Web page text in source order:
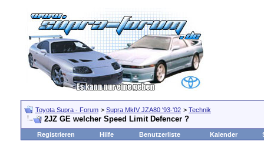
Toyota Supra - Forum > Supra MkIV JZA80 '93-'02 > Technik
2JZ GE welcher Speed Limit Defencer ?
Registrieren Hilfe Benutzerliste Kalender